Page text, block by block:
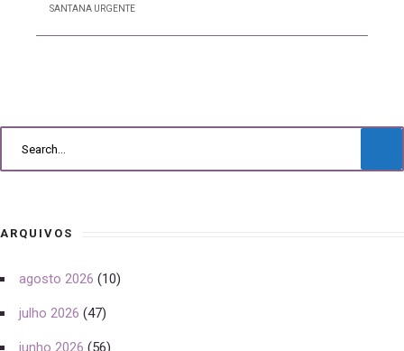
SANTANA URGENTE
ARQUIVOS
agosto 2026 (10)
julho 2026 (47)
junho 2026 (56)